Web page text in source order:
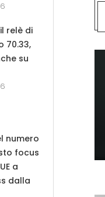
relè di
70.33,
su
numero
focus
a
dalla